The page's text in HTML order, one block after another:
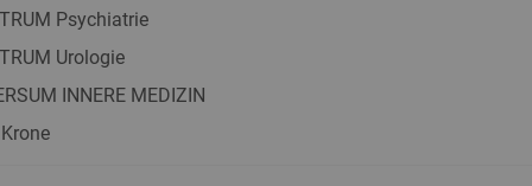
Psychiatrie
Urologie
INNERE MEDIZIN